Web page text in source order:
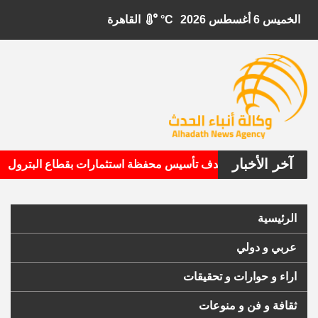
الخميس 6 أغسطس 2026 °C
آخر الأخبار
الأمريكية تستهدف تأسيس محفظة استثمارات بقطاع البترول
الرئيسية
عربي و دولي
اراء و حوارات و تحقيقات
ثقافة و فن و منوعات